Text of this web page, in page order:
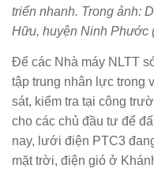
triển nhanh. Trong ảnh:
Hữu, huyện Ninh Phước
Để các Nhà máy NLTT
tập trung nhân lực trong
sát, kiểm tra tại công
cho các chủ đầu tư để
nay, lưới điện PTC3
mặt trời, điện gió ở